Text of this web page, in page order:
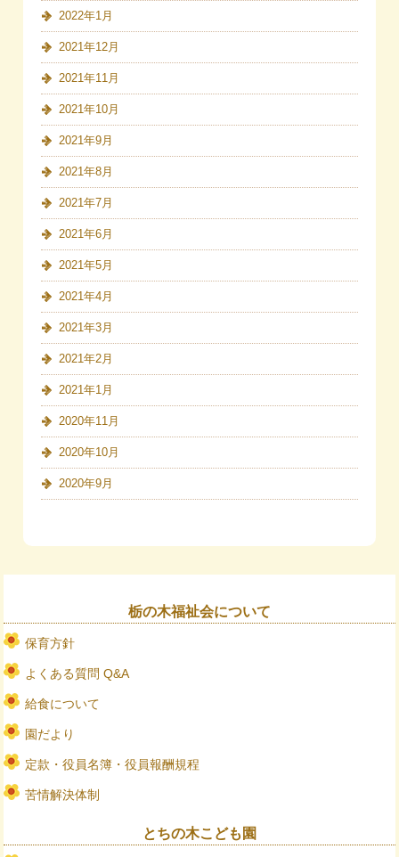
2022年1月
2021年12月
2021年11月
2021年10月
2021年9月
2021年8月
2021年7月
2021年6月
2021年5月
2021年4月
2021年3月
2021年2月
2021年1月
2020年11月
2020年10月
2020年9月
栃の木福祉会について
保育方針
よくある質問 Q&A
給食について
園だより
定款・役員名簿・役員報酬規程
苦情解決体制
とちの木こども園